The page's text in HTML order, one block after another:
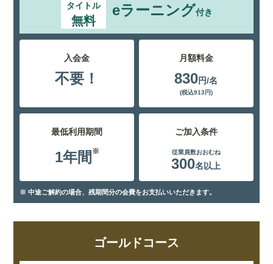
タイトル
無料
eラーニング付き
入会金
不要！
月額料金
830円/名
(税込913円)
最低利用期間
1年間 ※
ご加入条件
従業員数おおむね
300名以上
※ 中途ご解約の場合、残期間分の会費をお支払いいただきます。
ゴールドコース